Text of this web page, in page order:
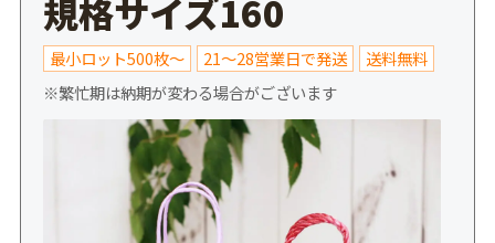
規格サイズ160
最小ロット500枚～ 21～28営業日で発送
送料無料
※繁忙期は納期が変わる場合がございます